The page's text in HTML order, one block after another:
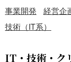
事業開発 経営企
技術（IT系）
IT・技術・ク